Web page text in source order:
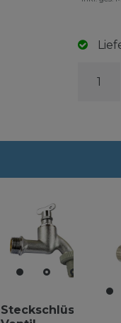
Steckschlüssel